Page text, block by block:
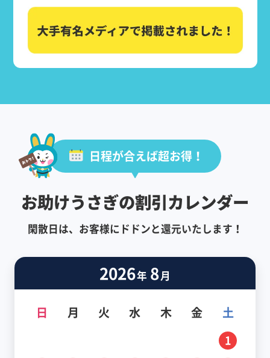
日程が合えば超お得！
お助けうさぎの割引カレンダー
閑散日は、お客様にドドンと還元いたします！
2026年 8月
日 月 火 水 木 金 土
1